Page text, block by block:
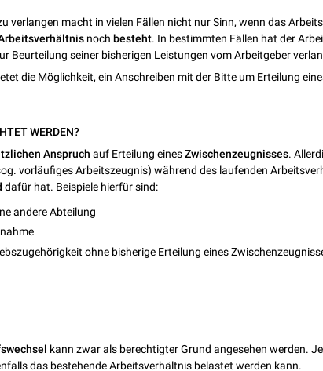
verlangen macht in vielen Fällen nicht nur Sinn, wenn das
noch besteht. In bestimmten Fällen hat der
Beurteilung seiner bisherigen Leistungen vom Arbeitgeber
die Möglichkeit, ein Anschreiben mit der Bitte um Erteilung
WERDEN?
Anspruchauf Erteilung einesZwischenzeugnisses.
vorläufiges Arbeitszeugnis) während des laufenden
dafür hat. Beispiele hierfür sind:
andere Abteilung
ohne bisherige Erteilung eines
kann zwar als berechtigter Grund angesehen werden.
das bestehende Arbeitsverhältnis belastet werden kann.